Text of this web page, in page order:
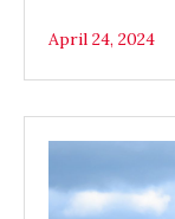
April 24, 2024